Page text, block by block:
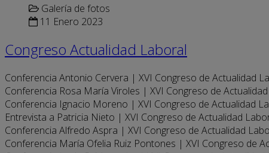
Galería de fotos
11 Enero 2023
Congreso Actualidad Laboral
Conferencia Antonio Cervera | XVI Congreso de Actualidad
Conferencia Rosa María Viroles | XVI Congreso de
Conferencia Ignacio Moreno | XVI Congreso de Actualidad
Entrevista a Patricia Nieto | XVI Congreso de Actualidad
Conferencia Alfredo Aspra | XVI Congreso de Actualidad
Conferencia María Ofelia Ruiz Pontones | XVI Congreso de